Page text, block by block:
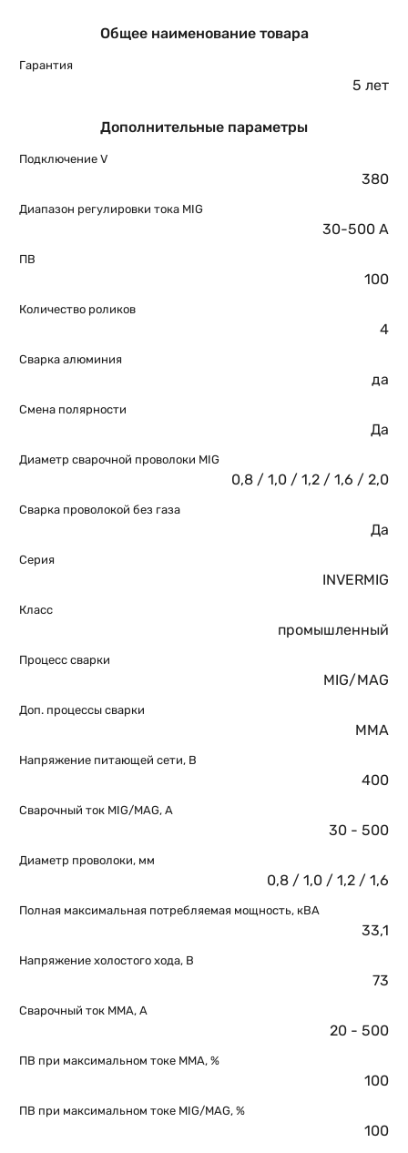
Общее наименование товара
Гарантия
5 лет
Дополнительные параметры
Подключение V
380
Диапазон регулировки тока MIG
30-500 A
ПВ
100
Количество роликов
4
Сварка алюминия
да
Смена полярности
Да
Диаметр сварочной проволоки MIG
0,8 / 1,0 / 1,2 / 1,6 / 2,0
Сварка проволокой без газа
Да
Серия
INVERMIG
Класс
промышленный
Процесс сварки
MIG/MAG
Доп. процессы сварки
MMA
Напряжение питающей сети, В
400
Сварочный ток MIG/MAG, А
30 - 500
Диаметр проволоки, мм
0,8 / 1,0 / 1,2 / 1,6
Полная максимальная потребляемая мощность, кВА
33,1
Напряжение холостого хода, В
73
Сварочный ток MMA, А
20 - 500
ПВ при максимальном токе ММА, %
100
ПВ при максимальном токе МIG/MAG, %
100